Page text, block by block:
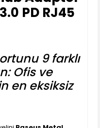
PD RJ45
9 farklı
Ofis ve
en eksiksiz